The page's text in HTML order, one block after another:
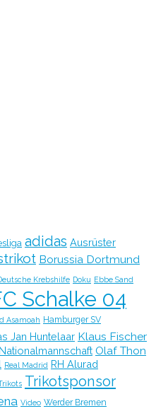
adidas Ausrüster
Borussia Dortmund
Krebshilfe Doku Ebbe Sand
Schalke 04
Asamoah Hamburger SV
Jan Huntelaar Klaus Fischer
Nationalmannschaft Olaf Thon
Real Madrid RH Alurad
Trikotsponsor
Video Werder Bremen